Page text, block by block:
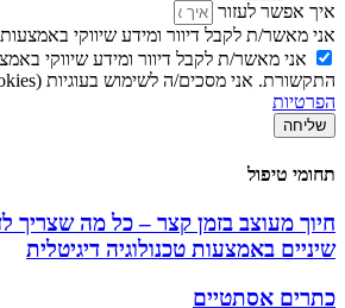
איך אפשר לעזור
אני מאשר/ת לקבל דיוור ומידע שיווקי
אני מאשר/ת לקבל דיוור ומידע שיווקי
התקשורת. אני מסכים/ה לשימוש בעוגיות (Cookies) בהתאם
הפרטיות
שליחה
תחומי טיפול
חיוך מעוצב בזמן קצר – כל מה שצריך
שיניים באמצעות טכנולוגיה דיגיטלית
כתרים אסתטיים